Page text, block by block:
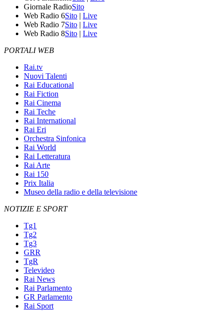
Giornale RadioSito
Web Radio 6Sito | Live
Web Radio 7Sito | Live
Web Radio 8Sito | Live
PORTALI WEB
Rai.tv
Nuovi Talenti
Rai Educational
Rai Fiction
Rai Cinema
Rai Teche
Rai International
Rai Eri
Orchestra Sinfonica
Rai World
Rai Letteratura
Rai Arte
Rai 150
Prix Italia
Museo della radio e della televisione
NOTIZIE E SPORT
Tg1
Tg2
Tg3
GRR
TgR
Televideo
Rai News
Rai Parlamento
GR Parlamento
Rai Sport